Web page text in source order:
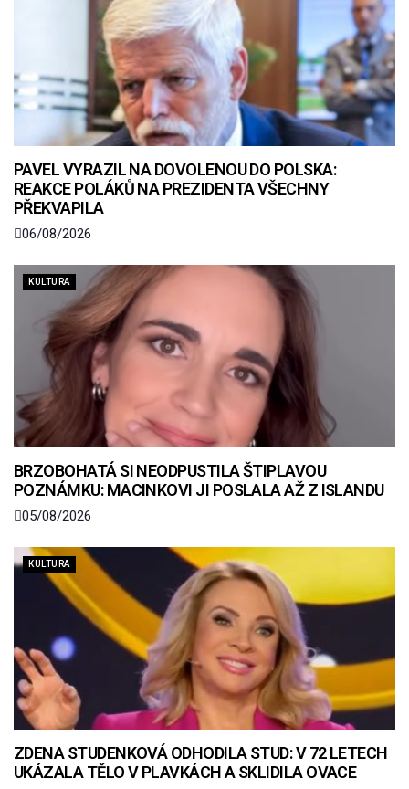
PAVEL VYRAZIL NA DOVOLENOU DO POLSKA:
REAKCE POLÁKŮ NA PREZIDENTA VŠECHNY
PŘEKVAPILA
06/08/2026
KULTURA
BRZOBOHATÁ SI NEODPUSTILA ŠTIPLAVOU
POZNÁMKU: MACINKOVI JI POSLALA AŽ Z ISLANDU
05/08/2026
KULTURA
ZDENA STUDENKOVÁ ODHODILA STUD: V 72 LETECH
UKÁZALA TĚLO V PLAVKÁCH A SKLIDILA OVACE